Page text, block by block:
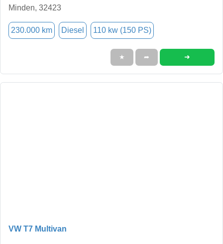
Minden, 32423
230.000 km Diesel 110 kw (150 PS)
★ ➦ ➜
VW T7 Multivan